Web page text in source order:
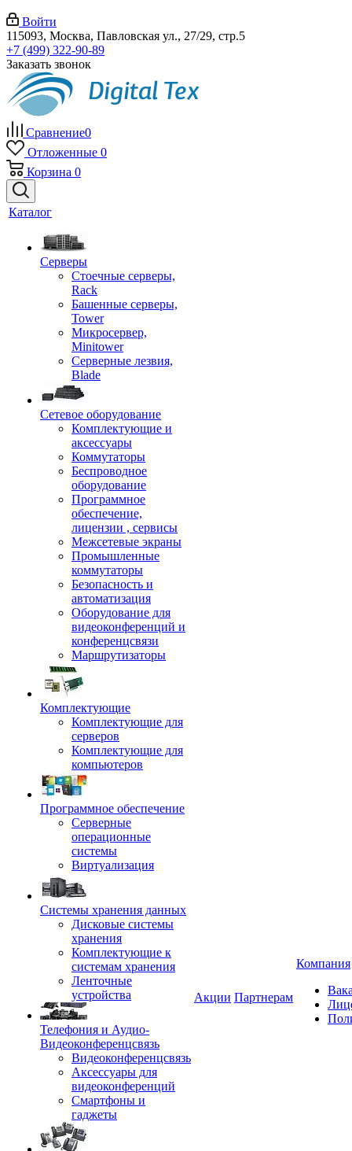
Войти
115093, Москва, Павловская ул., 27/29, стр.5
+7 (499) 322-90-89
Заказать звонок
Сравнение0
Отложенные 0
Корзина 0
Каталог
Серверы
Стоечные серверы,
Rack
Башенные серверы,
Tower
Микросервер,
Minitower
Серверные лезвия,
Blade
Сетевое оборудование
Комплектующие и
аксессуары
Коммутаторы
Беспроводное
оборудование
Программное
обеспечение,
лицензии , сервисы
Межсетевые экраны
Промышленные
коммутаторы
Безопасность и
автоматизация
Оборудование для
видеоконференций и
конференцсвязи
Маршрутизаторы
Комплектующие
Комплектующие для
серверов
Комплектующие для
компьютеров
Программное обеспечение
Серверные
операционные
системы
Виртуализация
Системы хранения данных
Дисковые системы
хранения
Комплектующие к
системам хранения
Ленточные
устройства
Телефония и Аудио-
Видеоконференцсвязь
Видеоконференцсвязь
Аксессуары для
видеоконференций
Смартфоны и
гаджеты
Акции Партнерам
Компания